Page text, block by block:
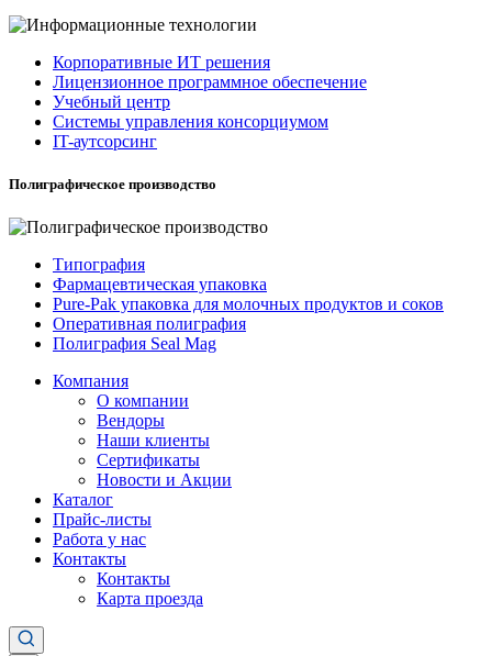
Корпоративные ИТ решения
Лицензионное программное обеспечение
Учебный центр
Системы управления консорциумом
IT-аутсорсинг
Полиграфическое производство
Типография
Фармацевтическая упаковка
Pure-Pak упаковка для молочных продуктов и соков
Оперативная полиграфия
Полиграфия Seal Mag
Компания
О компании
Вендоры
Наши клиенты
Сертификаты
Новости и Акции
Каталог
Прайс-листы
Работа у нас
Контакты
Контакты
Карта проезда